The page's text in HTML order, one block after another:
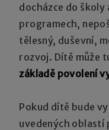
docházce do školy
programech,
tělesný, duševní,
rozvoj. Dítě může
základě povolení
Pokud dítě bude
uvedených oblastí